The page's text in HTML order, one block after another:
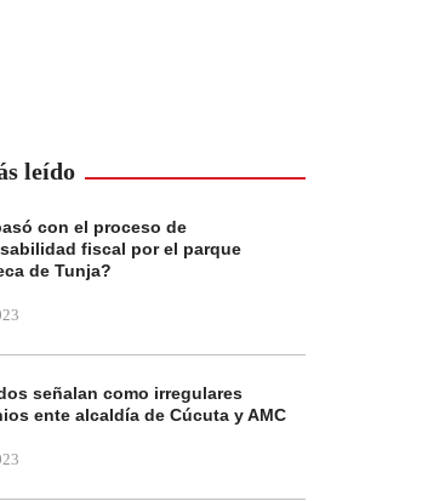
leído
con el proceso de
fiscal por el parque
de Tunja?
señalan como irregulares
ente alcaldía de Cúcuta y AMC